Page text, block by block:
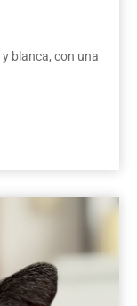
blanca, con una